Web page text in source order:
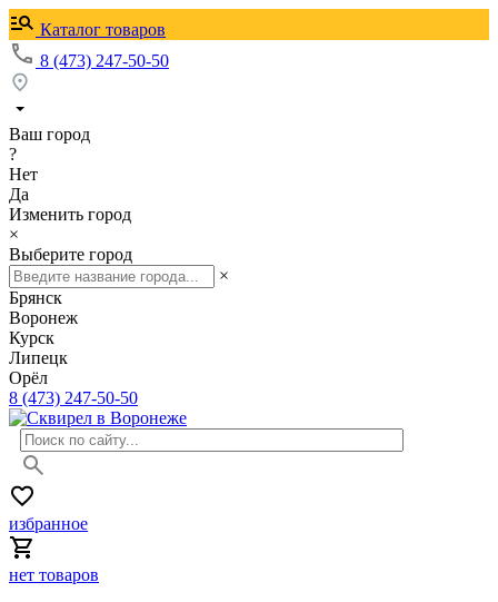
Каталог товаров
8 (473) 247-50-50
Ваш город
?
Нет
Да
Изменить город
×
Выберите город
×
Брянск
Воронеж
Курск
Липецк
Орёл
8 (473) 247-50-50
избранное
нет товаров